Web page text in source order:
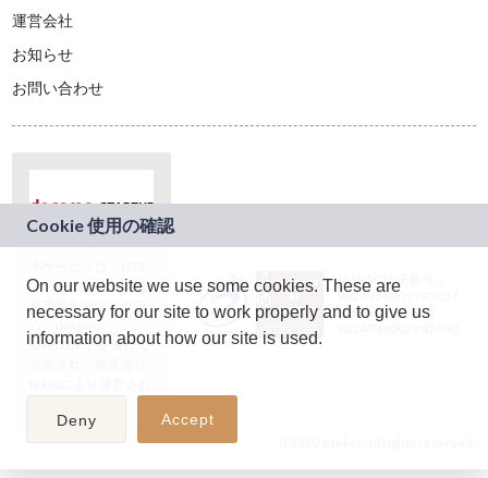
運営会社
お知らせ
お問い合わせ
ドコモグループの新
規事業創出プログラ
ム「docomo
STARTUP」を通じて
JASRAC許諾番号：
9024936001Y45037
JASRAC許諾番号：
On our website we use some cookies. These are
necessary for our site to work properly and to give us
information about how our site is used.
Deny Accept